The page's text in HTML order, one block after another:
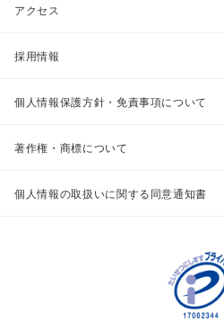
アクセス
採用情報
個人情報保護方針・免責事項について
著作権・商標について
個人情報の取扱いに関する同意通知書